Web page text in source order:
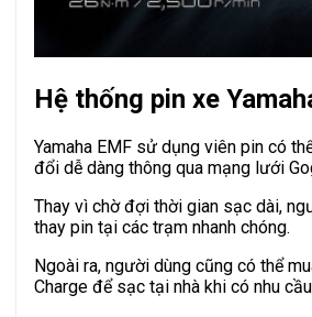
Hệ thống pin xe
Yamaha EMF sử dụng viên pin có
đổi dễ dàng thông qua mạng lưới
Thay vì chờ đợi thời gian sạc dài,
thay pin tại các trạm nhanh chóng.
Ngoài ra, người dùng cũng có thể
Charge để sạc tại nhà khi có nhu